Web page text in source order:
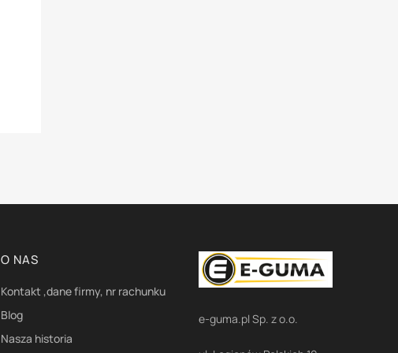
O NAS
Kontakt ,dane firmy, nr rachunku
Blog
Nasza historia
e-guma.pl Sp. z o.o.